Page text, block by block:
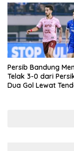
Persib Bandung
Telak 3-0 dari
Dua Gol Lewat